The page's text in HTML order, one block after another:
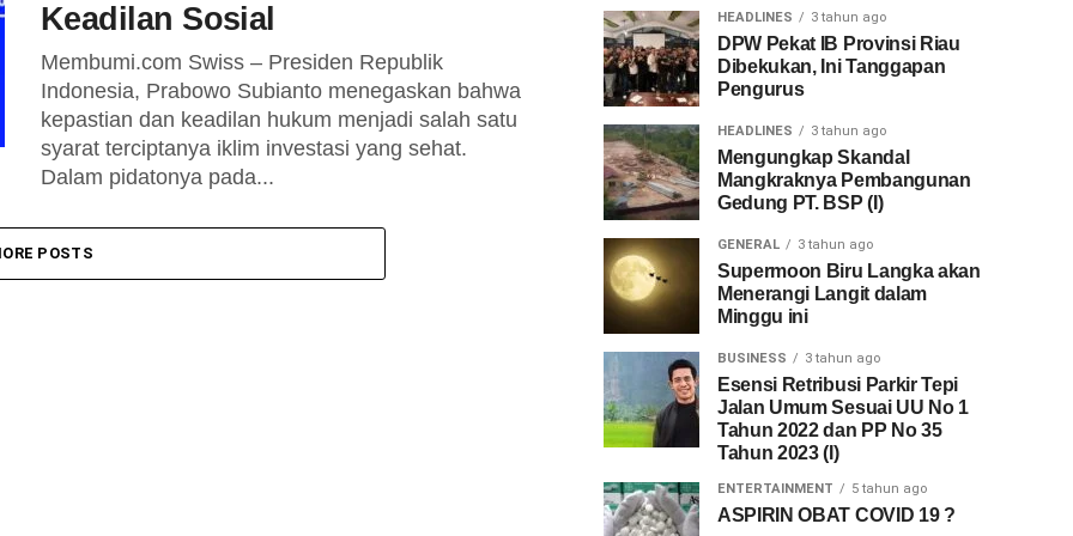
Keadilan Sosial
Membumi.com Swiss – Presiden Republik
Indonesia, Prabowo Subianto menegaskan bahwa
kepastian dan keadilan hukum menjadi salah satu
syarat terciptanya iklim investasi yang sehat.
Dalam pidatonya pada...
POSTS
HEADLINES 3 tahun ago
DPW Pekat IB Provinsi Riau
Dibekukan, Ini Tanggapan
Pengurus
HEADLINES 3 tahun ago
Mengungkap Skandal
Mangkraknya Pembangunan
Gedung PT. BSP (I)
GENERAL 3 tahun ago
Supermoon Biru Langka akan
Menerangi Langit dalam
Minggu ini
BUSINESS 3 tahun ago
Esensi Retribusi Parkir Tepi
Jalan Umum Sesuai UU No 1
Tahun 2022 dan PP No 35
Tahun 2023 (I)
ENTERTAINMENT 5 tahun ago
ASPIRIN OBAT COVID 19 ?